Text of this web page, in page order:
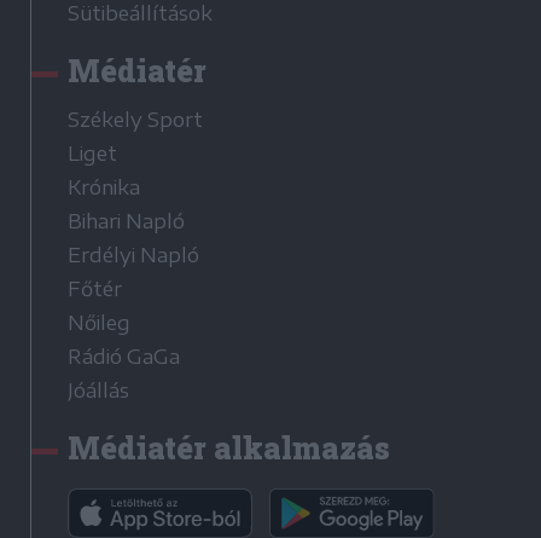
Sütibeállítások
Médiatér
Székely Sport
Liget
Krónika
Bihari Napló
Erdélyi Napló
Főtér
Nőileg
Rádió GaGa
Jóállás
Médiatér alkalmazás